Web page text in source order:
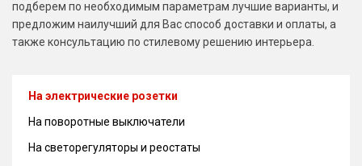
подберем по необходимым параметрам лучшие варианты, и
предложим наилучший для Вас способ доставки и оплаты, а
также консультацию по стилевому решению интерьера.
На электрические розетки
На поворотные выключатели
На светорегуляторы и реостаты